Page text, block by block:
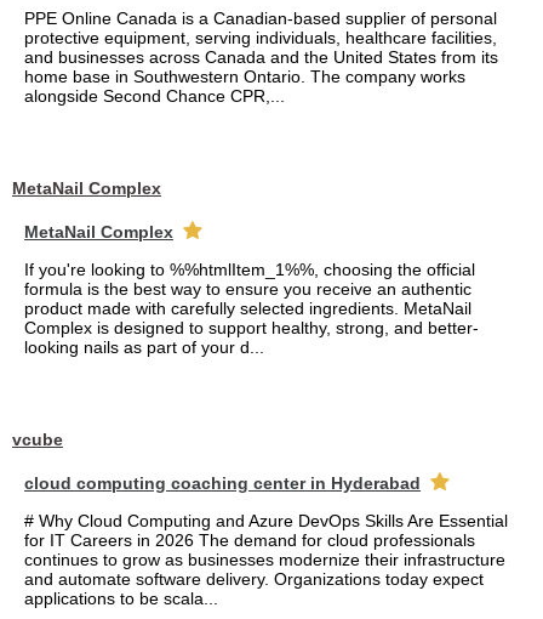
PPE Online Canada is a Canadian-based supplier of personal
protective equipment, serving individuals, healthcare facilities,
and businesses across Canada and the United States from its
home base in Southwestern Ontario. The company works
alongside Second Chance CPR,...
MetaNail Complex
MetaNail Complex
If you're looking to %%htmlItem_1%%, choosing the official
formula is the best way to ensure you receive an authentic
product made with carefully selected ingredients. MetaNail
Complex is designed to support healthy, strong, and better-
looking nails as part of your d...
vcube
cloud computing coaching center in Hyderabad
# Why Cloud Computing and Azure DevOps Skills Are Essential
for IT Careers in 2026 The demand for cloud professionals
continues to grow as businesses modernize their infrastructure
and automate software delivery. Organizations today expect
applications to be scala...